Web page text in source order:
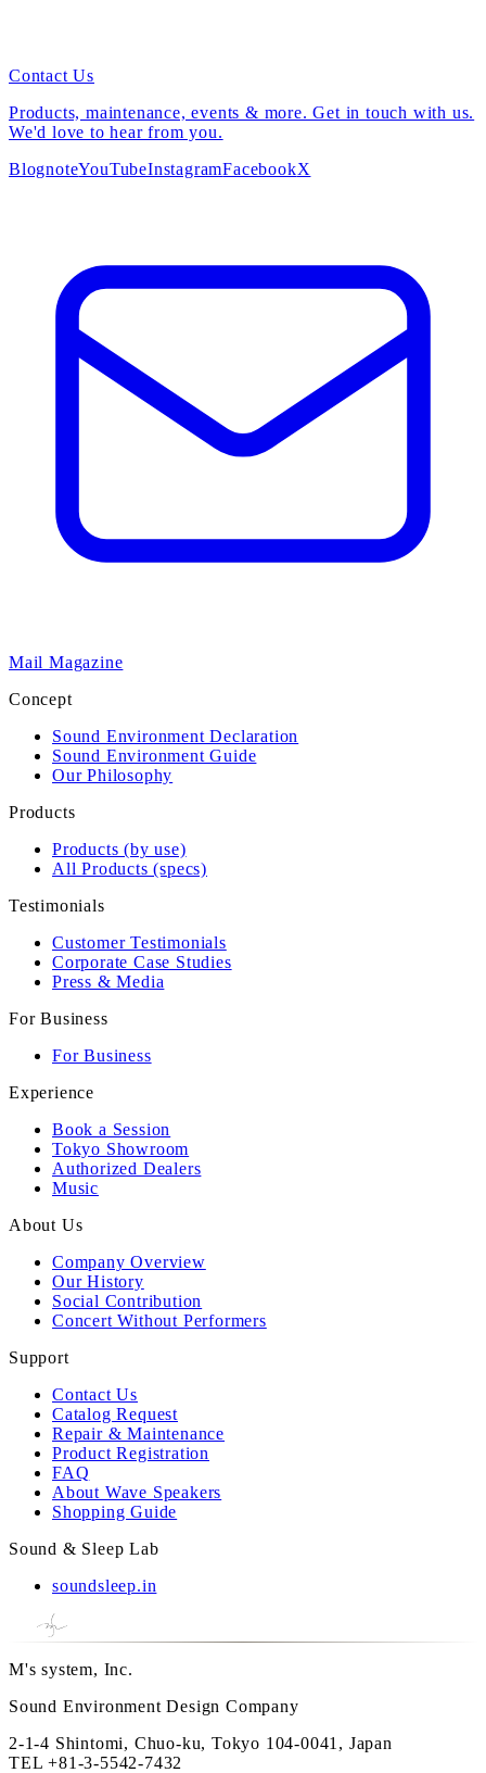
Contact Us
Products, maintenance, events & more. Get in touch with us.
We'd love to hear from you.
BlognoteYouTubeInstagramFacebookX
Mail Magazine
Concept
Sound Environment Declaration
Sound Environment Guide
Our Philosophy
Products
Products (by use)
All Products (specs)
Testimonials
Customer Testimonials
Corporate Case Studies
Press & Media
For Business
For Business
Experience
Book a Session
Tokyo Showroom
Authorized Dealers
Music
About Us
Company Overview
Our History
Social Contribution
Concert Without Performers
Support
Contact Us
Catalog Request
Repair & Maintenance
Product Registration
FAQ
About Wave Speakers
Shopping Guide
Sound & Sleep Lab
soundsleep.in
M's system, Inc.
Sound Environment Design Company
2-1-4 Shintomi, Chuo-ku, Tokyo 104-0041, Japan
TEL+81-3-5542-7432